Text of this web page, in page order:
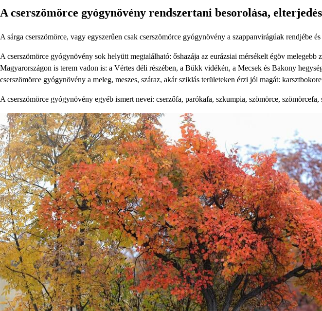
A cserszömörce gyógynövény rendszertani besorolása,
A sárga cserszömörce, vagy egyszerűen csak cserszömörce gyógynövény a szappanvirágúak rendjébe
A cserszömörce gyógynövény sok helyütt megtalálható: őshazája az eurázsiai mérsékelt égöv
Magyarországon is terem vadon is: a Vértes déli részében, a Bükk vidékén, a Mecsek és Bakony
cserszömörce gyógynövény a meleg, meszes, száraz, akár sziklás területeken érzi jól magát:
A cserszömörce gyógynövény egyéb ismert nevei: cserzőfa, parókafa, szkumpia, szömörce, szömörcefa,